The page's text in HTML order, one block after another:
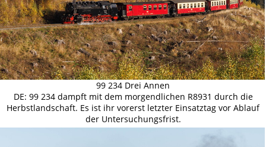
99 234 Drei Annen
DE: 99 234 dampft mit dem morgendlichen R8931 durch die
Herbstlandschaft. Es ist ihr vorerst letzter Einsatztag vor Ablauf
der Untersuchungsfrist.